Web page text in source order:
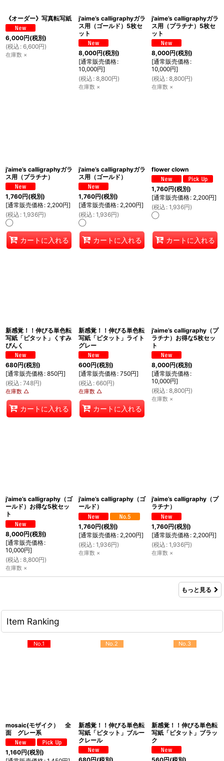
《オーダー》写真転写紙
6,000円(税別)
(税込 : 6,600円)
在庫数 ×
j'aime’s calligraphyガラ
ス用（ゴールド）5枚セ
ット
8,000円(税別)
[通常販売価格:
10,000円]
(税込 : 8,800円)
在庫数 ×
j'aime’s calligraphyガラ
ス用（プラチナ）5枚セ
ット
8,000円(税別)
[通常販売価格:
10,000円]
(税込 : 8,800円)
在庫数 ×
j'aime’s calligraphyガラ
ス用（プラチナ）
1,760円(税別)
[通常販売価格: 2,200円]
(税込 : 1,936円)
◯
カートに入れる
j'aime’s calligraphyガラ
ス用（ゴールド）
1,760円(税別)
[通常販売価格: 2,200円]
(税込 : 1,936円)
◯
カートに入れる
flower clown
1,760円(税別)
[通常販売価格: 2,200円]
(税込 : 1,936円)
◯
カートに入れる
新感覚！！伸びる単色転
写紙「ピタット」くすみ
ぴんく
680円(税別)
[通常販売価格: 850円]
(税込 : 748円)
在庫数 △
カートに入れる
新感覚！！伸びる単色転
写紙「ピタット」ライト
グレー
600円(税別)
[通常販売価格: 750円]
(税込 : 660円)
在庫数 △
カートに入れる
j'aime’s calligraphy（プ
ラチナ）お得な5枚セッ
ト
8,000円(税別)
[通常販売価格:
10,000円]
(税込 : 8,800円)
在庫数 ×
j'aime’s calligraphy（ゴ
ールド）お得な5枚セッ
ト
8,000円(税別)
[通常販売価格:
10,000円]
(税込 : 8,800円)
在庫数 ×
j'aime’s calligraphy（ゴ
ールド）
1,760円(税別)
[通常販売価格: 2,200円]
(税込 : 1,936円)
在庫数 ×
j'aime’s calligraphy（プ
ラチナ）
1,760円(税別)
[通常販売価格: 2,200円]
(税込 : 1,936円)
在庫数 ×
もっと見る
Item Ranking
No.1
mosaic(モザイク） 全
面 グレー系
1,160円(税別)
No.2
新感覚！！伸びる単色転
写紙「ピタット」ブルー
クレール
No.3
新感覚！！伸びる単色転
写紙「ピタット」ブラッ
ク